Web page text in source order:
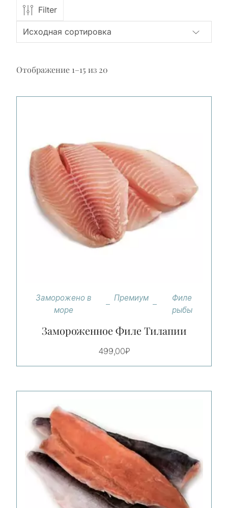
Filter
Отображение 1–15 из 20
Заморожено в
море
Премиум
Филе
рыбы
Замороженное Филе Тилапии
499,00₽